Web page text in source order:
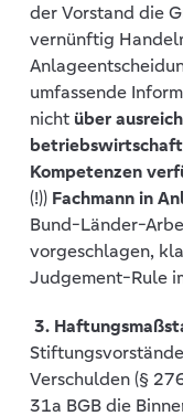
der Vorstand die
vernünftig
umfassende
nicht über
Kompetenzen
(!)) Fachmann in
Bund-Länder-
vorgeschlagen,
Judgement-Rule
3.
Verschulden (§
31a BGB die